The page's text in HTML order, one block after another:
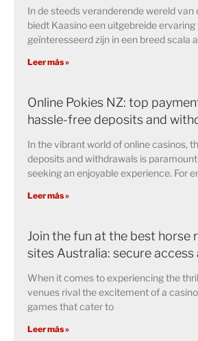
In de steeds veranderende wereld van
biedt Kaasino een uitgebreide ervaring
geïnteresseerd zijn in een breed scala
Leer más »
Online Pokies NZ: top
hassle-free deposits and
In the vibrant world of online casinos,
deposits and withdrawals is
seeking an enjoyable experience. For
Leer más »
Join the fun at the best horse
sites Australia: secure access
When it comes to experiencing the
venues rival the excitement of a
games that cater to
Leer más »